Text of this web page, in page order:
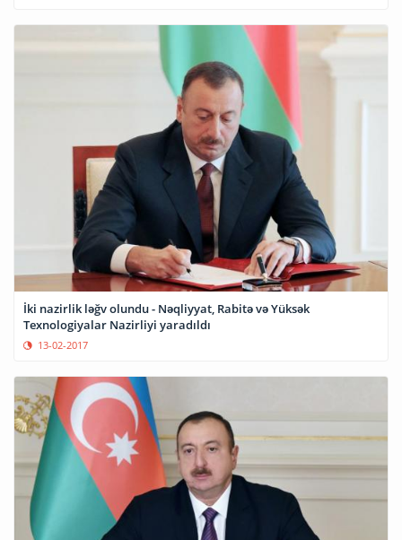
İki nazirlik ləğv olundu - Nəqliyyat, Rabitə və Yüksək
Texnologiyalar Nazirliyi yaradıldı
13-02-2017